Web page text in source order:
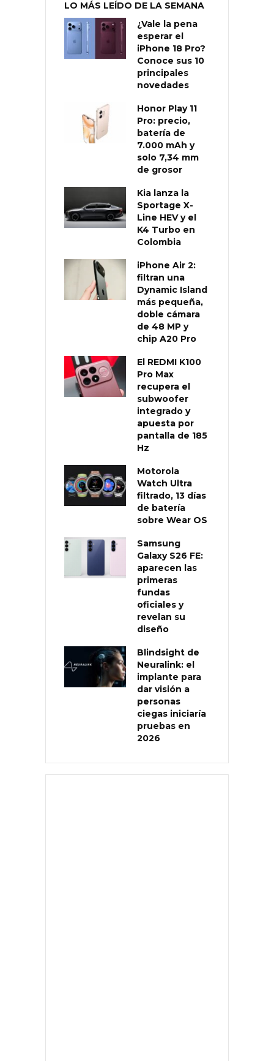
LO MÁS LEÍDO DE LA SEMANA
¿Vale la pena
esperar el
iPhone 18 Pro?
Conoce sus 10
principales
novedades
Honor Play 11
Pro: precio,
batería de
7.000 mAh y
solo 7,34 mm
de grosor
Kia lanza la
Sportage X-
Line HEV y el
K4 Turbo en
Colombia
iPhone Air 2:
filtran una
Dynamic Island
más pequeña,
doble cámara
de 48 MP y
chip A20 Pro
El REDMI K100
Pro Max
recupera el
subwoofer
integrado y
apuesta por
pantalla de 185
Hz
Motorola
Watch Ultra
filtrado, 13 días
de batería
sobre Wear OS
Samsung
Galaxy S26 FE:
aparecen las
primeras
fundas
oficiales y
revelan su
diseño
Blindsight de
Neuralink: el
implante para
dar visión a
personas
ciegas iniciaría
pruebas en
2026